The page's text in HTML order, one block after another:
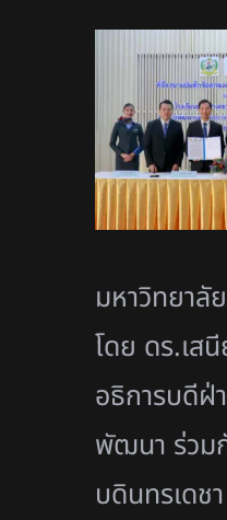
สมัครเรียน
มหาวิทยา
โดย ดร.เส
อธิการบดีฝ่
พัฒนา ร่วม
บดินทรเดช